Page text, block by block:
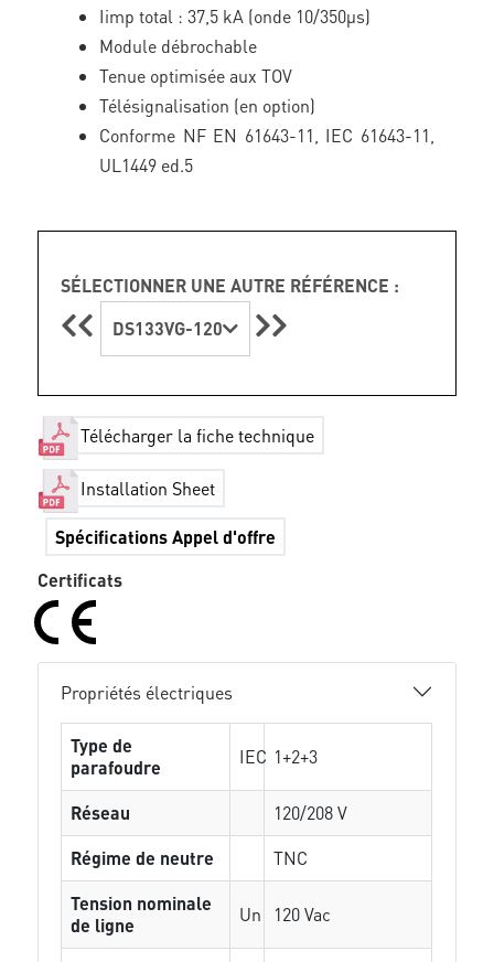
Iimp total : 37,5 kA (onde 10/350µs)
Module débrochable
Tenue optimisée aux TOV
Télésignalisation (en option)
Conforme NF EN 61643-11, IEC 61643-11,
UL1449 ed.5
SÉLECTIONNER UNE AUTRE RÉFÉRENCE :
DS133VG-120
Télécharger la fiche technique
Installation Sheet
Spécifications Appel d'offre
Certificats
Propriétés électriques
Type de
parafoudre
IEC 1+2+3
Réseau
120/208 V
Régime de neutre
TNC
Tension nominale
de ligne
Un 120 Vac